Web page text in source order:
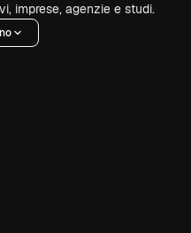
imprese, agenzie e studi.